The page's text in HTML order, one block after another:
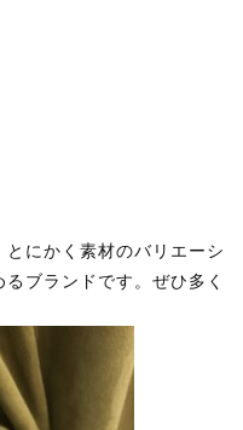
にかく素材のバリエーシ
ブランドです。ぜひ多く